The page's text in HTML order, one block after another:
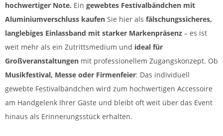
hochwertiger Note. Ein gewebtes Festivalbändchen mit
Aluminiumverschluss kaufen Sie hier als fälschungssicheres,
langlebiges Einlassband mit starker Markenpräsenz – es ist
weit mehr als ein Zutrittsmedium und ideal für
Großveranstaltungen mit professionellem Zugangskonzept. Ob
Musikfestival, Messe oder Firmenfeier: Das individuell
gewebte Festivalbändchen wird zum hochwertigen Accessoire
am Handgelenk Ihrer Gäste und bleibt oft weit über das Event
hinaus als Erinnerungsstück erhalten.